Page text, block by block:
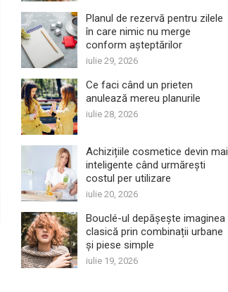
Planul de rezervă pentru zilele
în care nimic nu merge
conform așteptărilor
iulie 29, 2026
Ce faci când un prieten
anulează mereu planurile
iulie 28, 2026
Achizițiile cosmetice devin mai
inteligente când urmărești
costul per utilizare
iulie 20, 2026
Bouclé-ul depășește imaginea
clasică prin combinații urbane
și piese simple
iulie 19, 2026